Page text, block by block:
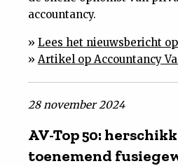
Dossiers
Nieuwsbrief
accountancy.
» Lees het nieuwsbericht
» Artikel op Accountancy
28 november 2024
AV-Top 50:
toenemend